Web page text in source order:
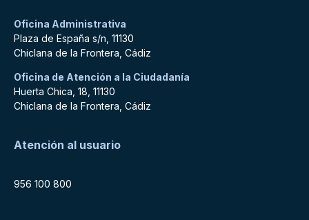
Oficina Administrativa
Plaza de España s/n, 11130
Chiclana de la Frontera, Cádiz
Oficina de Atención a la Ciudadanía
Huerta Chica, 18, 11130
Chiclana de la Frontera, Cádiz
Atención al usuario
956 100 800